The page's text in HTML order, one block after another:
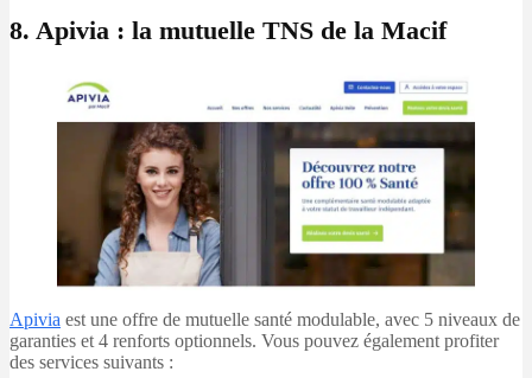
8. Apivia : la mutuelle TNS de la Macif
Apivia est une offre de mutuelle santé modulable, avec 5 niveaux de
garanties et 4 renforts optionnels. Vous pouvez également profiter
des services suivants :